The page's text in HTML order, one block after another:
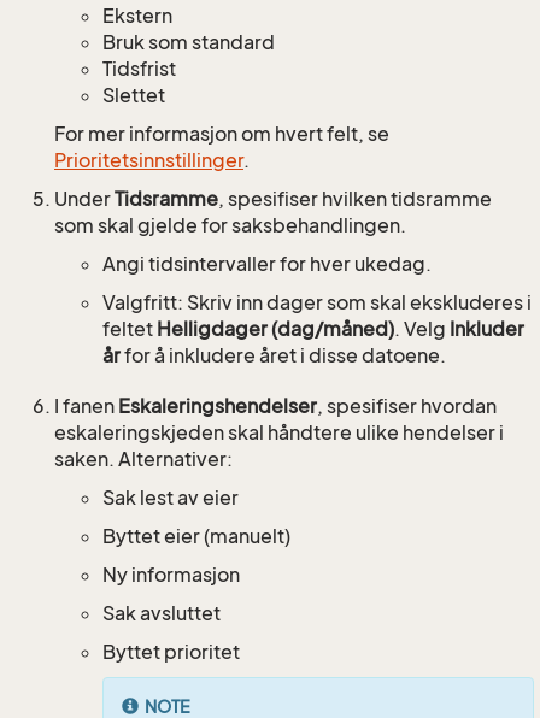
Ekstern
Bruk som standard
Tidsfrist
Slettet
For mer informasjon om hvert felt, se
Prioritetsinnstillinger.
UnderTidsramme, spesifiser hvilken tidsramme
som skal gjelde for saksbehandlingen.
Angi tidsintervaller for hver ukedag.
Valgfritt: Skriv inn dager som skal ekskluderes i
feltet Helligdager (dag/måned). Velg Inkluder
årfor å inkludere året i disse datoene.
I fanen Eskaleringshendelser, spesifiser hvordan
eskaleringskjeden skal håndtere ulike hendelser i
saken. Alternativer:
Sak lest av eier
Byttet eier (manuelt)
Ny informasjon
Sak avsluttet
Byttet prioritet
NOTE